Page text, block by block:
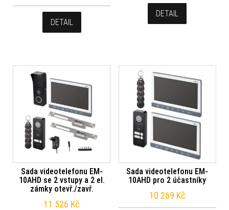
DETAIL
DETAIL
Sada videotelefonu EM-
10AHD se 2 vstupy a 2 el.
zámky otevř./zavř.
11 526 Kč
Sada videotelefonu EM-
10AHD pro 2 účastníky
10 269 Kč